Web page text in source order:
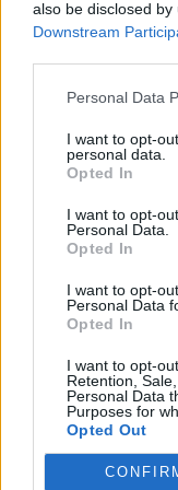
also be disclosed
Downstream
Personal Data
I want to opt-
personal data.
Opted In
I want to opt-
Personal Data.
Opted In
I want to opt-
Personal Data
Opted In
I want to opt-
Retention,
Personal Data
Purposes for
Opted Out
Comentari:
Deseu el meu
aquest navegador
Captcha7 - 2 = ?
Please
enter